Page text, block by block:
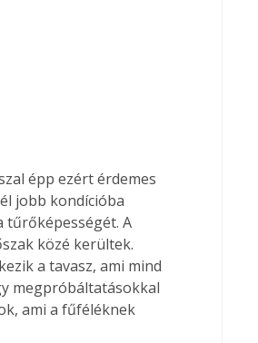
épp ezért érdemes
jobb kondícióba
tűrőképességét. A
közé kerültek.
a tavasz, ami mind
megpróbáltatásokkal
ami a fűféléknek